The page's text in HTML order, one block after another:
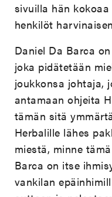
sivuilla hän
henkilöt
Daniel Da Barca
joka pidätetään
joukkonsa johtaja,
antamaan ohjeita
tämän sitä
Herbalille lähes
miestä, minne
Barca on itse
vankilan